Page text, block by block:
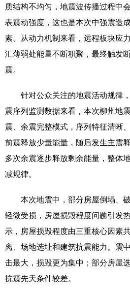
北京 天津
辽宁 吉林
浙江 安徽
广东 广西
四川 贵州
陕西 甘肃
新疆 内蒙古
English Español
Русский язык
Português
质结构不均匀，地震波传播过程中
表震动强度，这也是本次中强震造
素。从动力机制来看，远程板块应
汇薄弱处能量不断积聚，最终触发
震。
针对公众关注的地震活动规律
震序列监测数据来看，本次柳州地
震、余震完整模式，序列特征清晰
前震释放少量能量，随后发生主震
多次余震逐步释放剩余能量，整体
减规律。
本次地震中，部分房屋倒塌、
轻微受损，房屋损毁程度问题引发
示，房屋损毁程度由三重核心因素
离、场地选址和建筑抗震能力。震
击最大，损毁更为集中；部分房屋
抗震先天条件较差。